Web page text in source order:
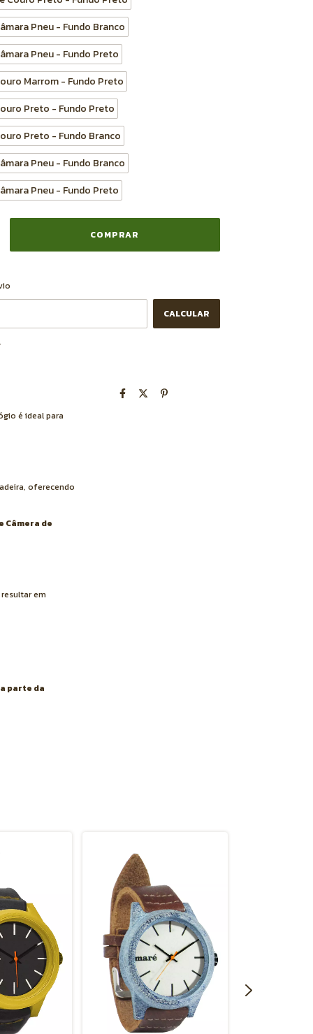
Pneu - Fundo Branco
Pneu - Fundo Preto
Marrom - Fundo Preto
Preto - Fundo Preto
Preto - Fundo Branco
Pneu - Fundo Branco
Pneu - Fundo Preto
CALCULAR
é ideal para
oferecendo
Câmera de
em
parte da